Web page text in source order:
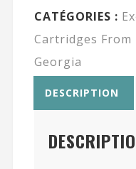
CATÉGORIES :
Cartridges From
Georgia
DESCRIPTION